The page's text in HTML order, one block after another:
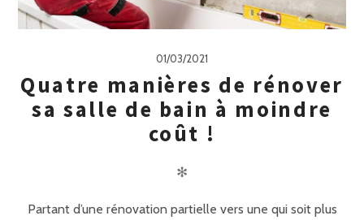
01/03/2021
Quatre manières de rénover
sa salle de bain à moindre
coût !
✻
Partant d’une rénovation partielle vers une qui soit plus